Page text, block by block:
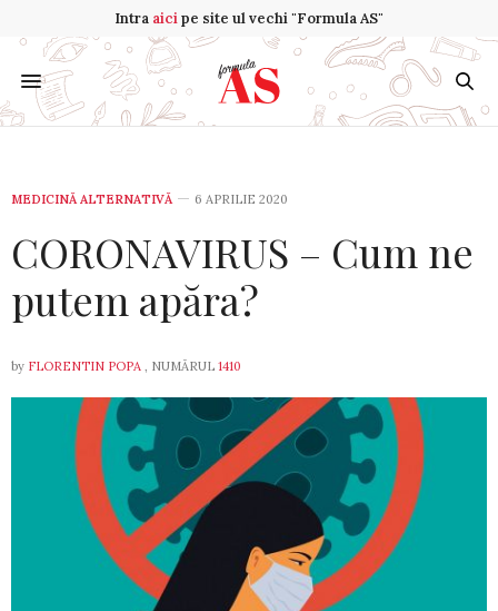
Intra aicipe site ul vechi "Formula AS"
MEDICINĂ ALTERNATIVĂ 6 APRILIE 2020
CORONAVIRUS – Cum ne
putem apăra?
by FLORENTIN POPA , NUMĂRUL 1410